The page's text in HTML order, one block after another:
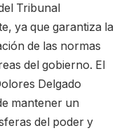
Tribunal
ya que garantiza la
de las normas
del gobierno. El
Delgado
mantener un
del poder y